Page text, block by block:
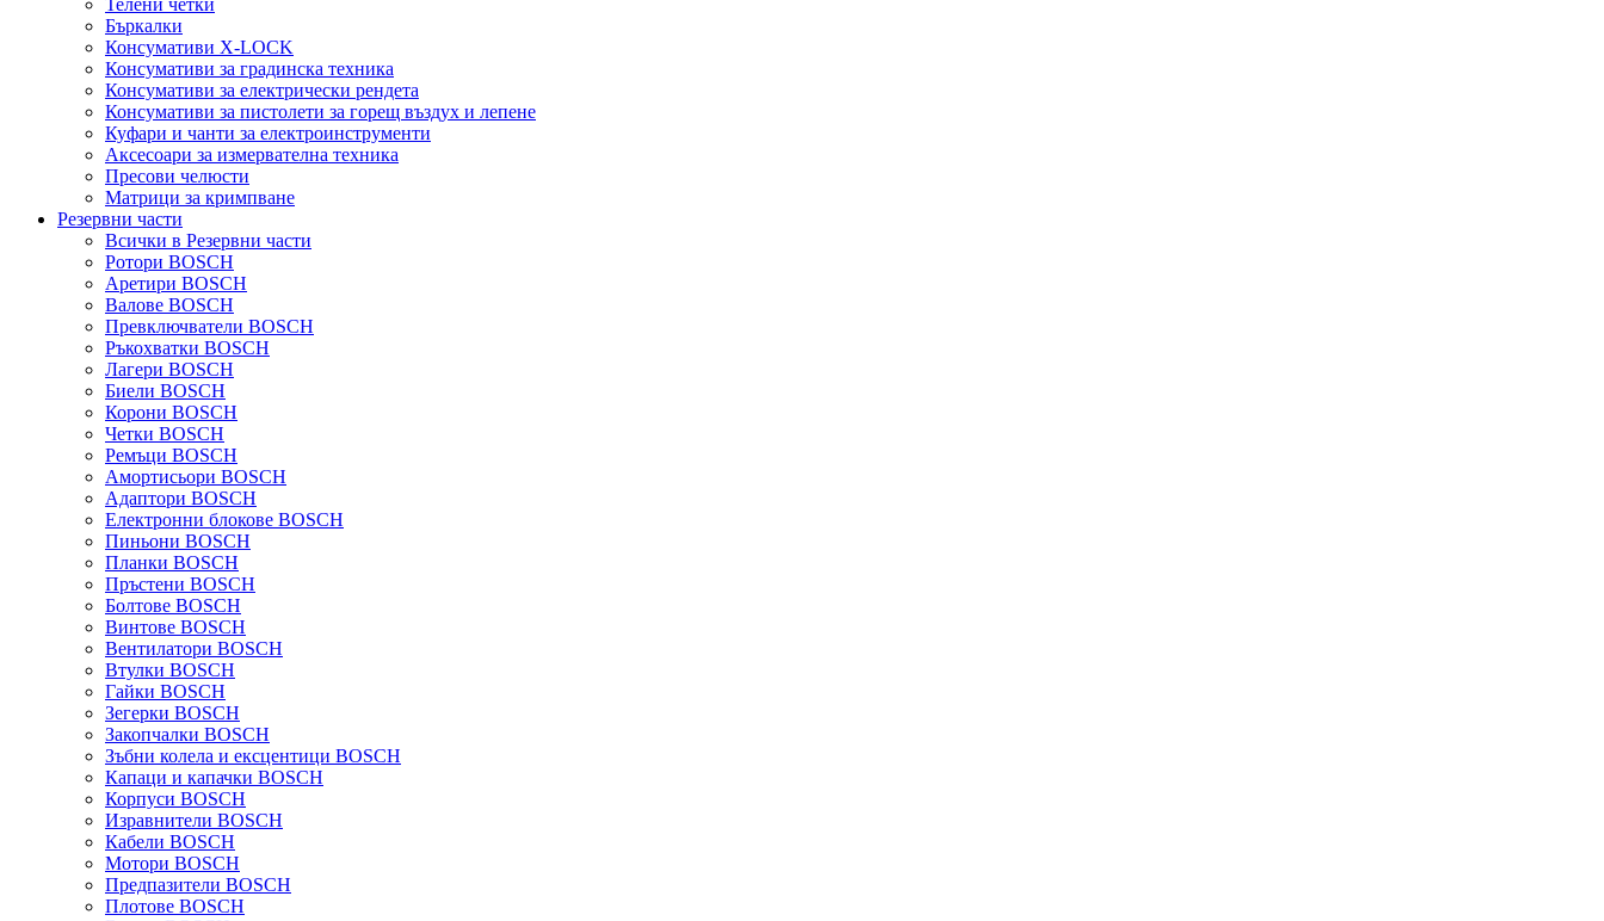
Телени четки
Бъркалки
Консумативи X-LOCK
Консумативи за градинска техника
Консумативи за електрически рендета
Консумативи за пистолети за горещ въздух и лепене
Куфари и чанти за електроинструменти
Аксесоари за измервателна техника
Пресови челюсти
Матрици за кримпване
Резервни части
Всички в Резервни части
Ротори BOSCH
Аретири BOSCH
Валове BOSCH
Превключватели BOSCH
Ръкохватки BOSCH
Лагери BOSCH
Биели BOSCH
Корони BOSCH
Четки BOSCH
Ремъци BOSCH
Амортисьори BOSCH
Адаптори BOSCH
Електронни блокове BOSCH
Пиньони BOSCH
Планки BOSCH
Пръстени BOSCH
Болтове BOSCH
Винтове BOSCH
Вентилатори BOSCH
Втулки BOSCH
Гайки BOSCH
Зегерки BOSCH
Закопчалки BOSCH
Зъбни колела и ексцентици BOSCH
Капаци и капачки BOSCH
Корпуси BOSCH
Изравнители BOSCH
Кабели BOSCH
Мотори BOSCH
Предпазители BOSCH
Плотове BOSCH